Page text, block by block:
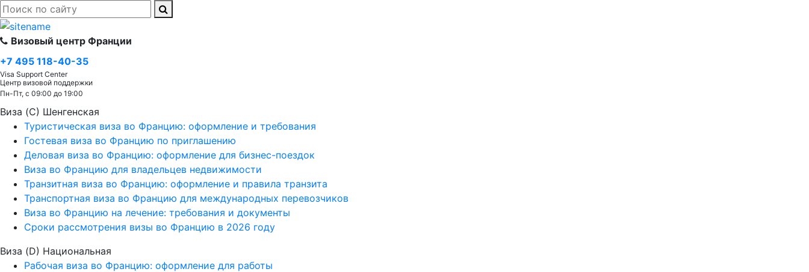
Визовый центр Франции
+7 495 118-40-35
Visa Support Center
Центр визовой поддержки
Пн-Пт, с 09:00 до 19:00
Виза (C) Шенгенская
Туристическая виза во Францию: оформление и требования
Гостевая виза во Францию по приглашению
Деловая виза во Францию: оформление для бизнес-поездок
Виза во Францию для владельцев недвижимости
Транзитная виза во Францию: оформление и правила транзита
Транспортная виза во Францию для международных перевозчиков
Виза во Францию на лечение: требования и документы
Сроки рассмотрения визы во Францию в 2026 году
Виза (D) Национальная
Рабочая виза во Францию: оформление для работы